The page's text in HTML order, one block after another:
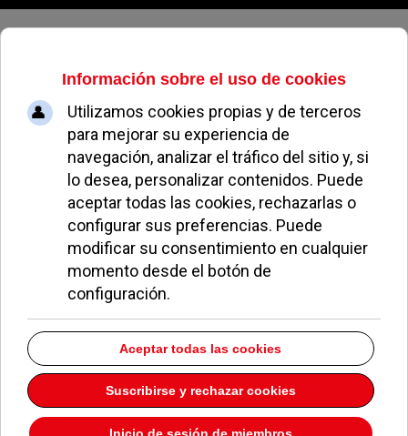
Domingo, 09 de agosto de 2026
250.000 euros para renovar la Sala
Educarte de Pozuelo, desde las
butacas hasta la caldera
REDACCIÓN OCIO Y CULTURA 26 SEPTIEMBRE 2014